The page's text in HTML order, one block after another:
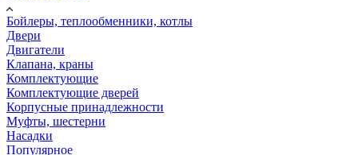
Бойлеры, теплообменники, котлы
Двери
Двигатели
Клапана, краны
Комплектующие
Комплектующие дверей
Корпусные принадлежности
Муфты, шестерни
Насадки
Популярное